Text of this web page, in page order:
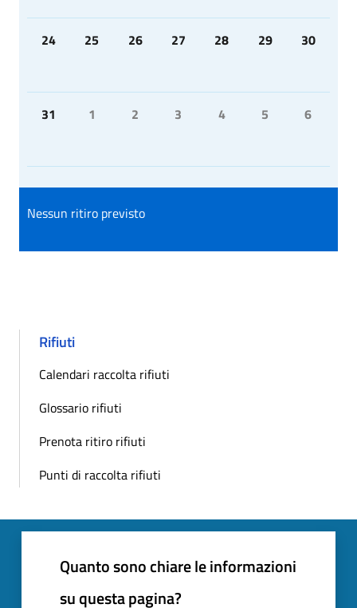
24 25 26 27 28 29 30
31 1 2 3 4 5 6
Nessun ritiro previsto
Rifiuti
Calendari raccolta rifiuti
Glossario rifiuti
Prenota ritiro rifiuti
Punti di raccolta rifiuti
Quanto sono chiare le informazioni
su questa pagina?